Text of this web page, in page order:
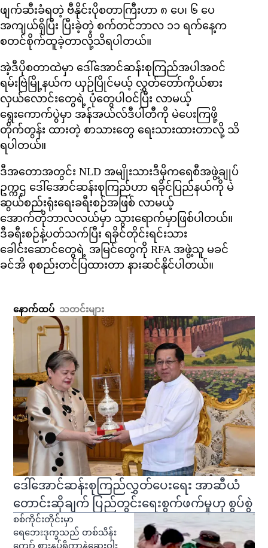
ဖျက်ဆီးခံရတဲ့ ဗီနိုင်းပိုစတာကြီးဟာ ၈ ပေ၊ ၆ ပေ
အကျယ်ရှိပြီး ပြီးခဲ့တဲ့ စက်တင်ဘာလ ၁၁ ရက်နေ့က
စတင်စိုက်ထူခဲ့တာလို့သိရပါတယ်။
အဲ့ဒီပိုစတာထဲမှာ ဒေါ်အောင်ဆန်းစုကြည်အပါအဝင်
ရမ်းဗြဲမြို့နယ်က ယှဉ်ပြိုင်မယ့် လွှတ်တော်ကိုယ်စား
လှယ်လောင်းတွေရဲ့ ပုံတွေပါဝင်ပြီး လာမယ့်
ရွေးကောက်ပွဲမှာ အန်အယ်လ်ဒီပါတီကို မဲပေးကြဖို့
တိုက်တွန်း ထားတဲ့ စာသားတွေ ရေးသားထားတာလို့ သိ
ရပါတယ်။
ဒီအတောအတွင်း NLD အမျိုးသားဒီမိုကရေစီအဖွဲ့ချုပ်
ဥက္ကဌ ဒေါ်အောင်ဆန်းစုကြည်ဟာ ရခိုင်ပြည်နယ်ကို မဲ
ဆွယ်စည်းရုံးရေးခရီးစဉ်အဖြစ် လာမယ့်
အောက်တိုဘာလလယ်မှာ သွားရောက်မှာဖြစ်ပါတယ်။
ဒီခရီးစဉ်နဲ့ပတ်သက်ပြီး ရခိုင်တိုင်းရင်းသား
ခေါင်းဆောင်တွေရဲ့ အမြင်တွေကို RFA အဖွဲ့သူ မခင်
ခင်အိ စုစည်းတင်ပြထားတာ နားဆင်နိုင်ပါတယ်။
နောက်ထပ် သတင်းများ
ဒေါ်အောင်ဆန်းစုကြည်လွှတ်ပေးရေး အာဆီယံ
တောင်းဆိုချက် ပြည်တွင်းရေးစွက်ဖက်မှုဟု စွပ်စွဲ
စစ်ကိုင်းတိုင်းမှာ
ရေဘေးဒုက္ခသည် တစ်သိန်း
ကျော် စားနပ်ရိက္ခာနဲ့ဆေးဝါး